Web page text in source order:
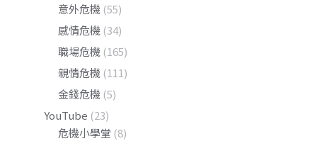
意外危機 (55)
感情危機 (34)
職場危機 (165)
親情危機 (111)
金錢危機 (5)
YouTube (23)
危機小學堂 (8)